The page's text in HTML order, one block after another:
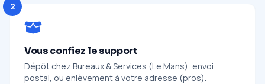
2
Vous confiez le support
Dépôt chez Bureaux & Services (Le Mans), envoi
postal, ou enlèvement à votre adresse (pros).